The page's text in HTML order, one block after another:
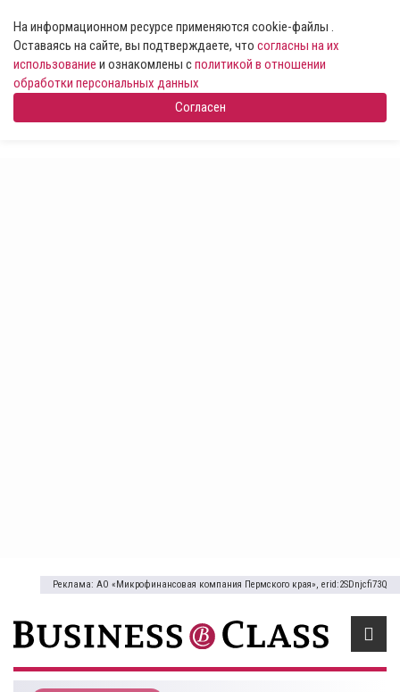
На информационном ресурсе применяются cookie-файлы .
Оставаясь на сайте, вы подтверждаете, что согласны на их
использование и ознакомлены сполитикой в отношении
обработки персональных данных
Согласен
Реклама: АО «Микрофинансовая компания Пермского края», erid:2SDnjcfi73Q